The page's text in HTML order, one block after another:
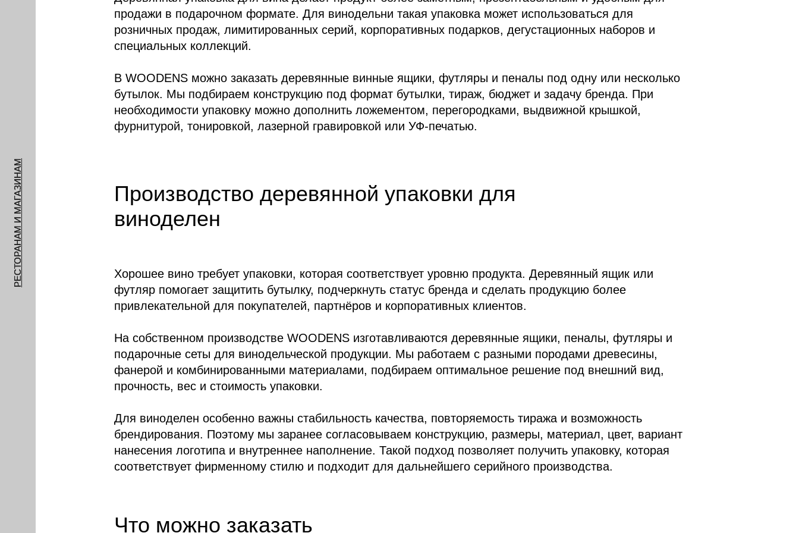
РЕСТОРАНАМ И МАГАЗИНАМ
продажи в подарочном формате. Для винодельни такая упаковка может использоваться для
розничных продаж, лимитированных серий, корпоративных подарков, дегустационных наборов и
специальных коллекций.
В WOODENS можно заказать деревянные винные ящики, футляры и пеналы под одну или несколько
бутылок. Мы подбираем конструкцию под формат бутылки, тираж, бюджет и задачу бренда. При
необходимости упаковку можно дополнить ложементом, перегородками, выдвижной крышкой,
фурнитурой, тонировкой, лазерной гравировкой или УФ-печатью.
Производство деревянной упаковки для
виноделен
Хорошее вино требует упаковки, которая соответствует уровню продукта. Деревянный ящик или
футляр помогает защитить бутылку, подчеркнуть статус бренда и сделать продукцию более
привлекательной для покупателей, партнёров и корпоративных клиентов.
На собственном производстве WOODENS изготавливаются деревянные ящики, пеналы, футляры и
подарочные сеты для винодельческой продукции. Мы работаем с разными породами древесины,
фанерой и комбинированными материалами, подбираем оптимальное решение под внешний вид,
прочность, вес и стоимость упаковки.
Для виноделен особенно важны стабильность качества, повторяемость тиража и возможность
брендирования. Поэтому мы заранее согласовываем конструкцию, размеры, материал, цвет, вариант
нанесения логотипа и внутреннее наполнение. Такой подход позволяет получить упаковку, которая
соответствует фирменному стилю и подходит для дальнейшего серийного производства.
Что можно заказать